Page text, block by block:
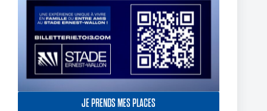
JE PRENDS MES PLACES
Thomas Lacans s’engage avec le Toulouse Olympique